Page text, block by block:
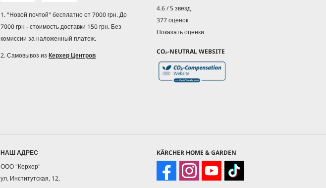
1. "Новой почтой" бесплатно от 7000 грн. До
7000 грн - стоимость доставки 150 грн. Без
комиссии за наложенный платеж.
2. Самовывоз из Керхер Центров
4.6 / 5 звезд
377 оценок
Показать оценки
CO₂-NEUTRAL WEBSITE
НАШ АДРЕС
ООО "Керхер"
ул. Институтская, 12,
KÄRCHER HOME & GARDEN